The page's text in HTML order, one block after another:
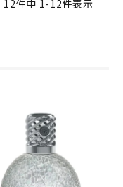
12件中 1-12件表示